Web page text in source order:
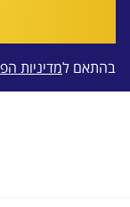
בהתאם למדיניות